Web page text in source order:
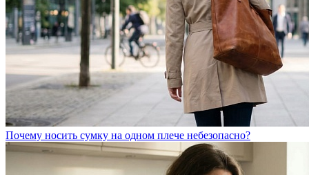
Почему носить сумку на одном плече небезопасно?